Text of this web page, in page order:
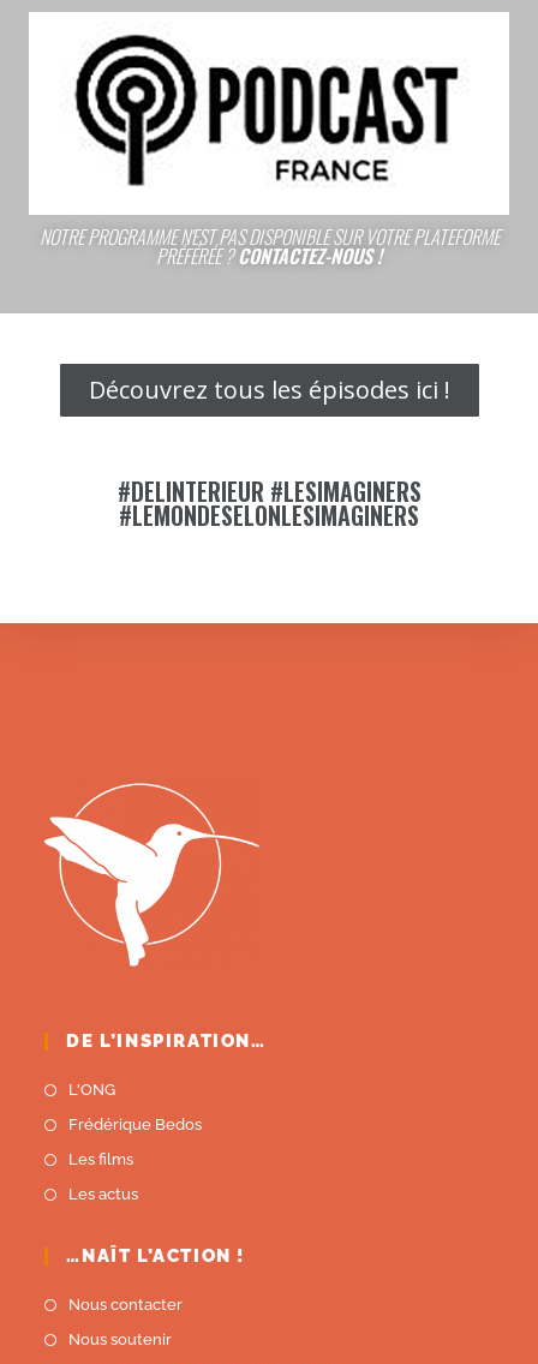
NOTRE PROGRAMME N'EST PAS DISPONIBLE SUR VOTRE PLATEFORME
PRÉFÉRÉE ?CONTACTEZ-NOUS !
Découvrez tous les épisodes ici !
#DELINTERIEUR #LESIMAGINERS
#LEMONDESELONLESIMAGINERS
DE L’INSPIRATION…
L'ONG
Frédérique Bedos
Les films
Les actus
…NAÎT L’ACTION !
Nous contacter
Nous soutenir